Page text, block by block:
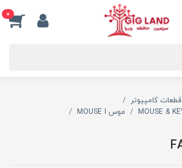
0
قطعات کامپیوتر
موس MOUSE I